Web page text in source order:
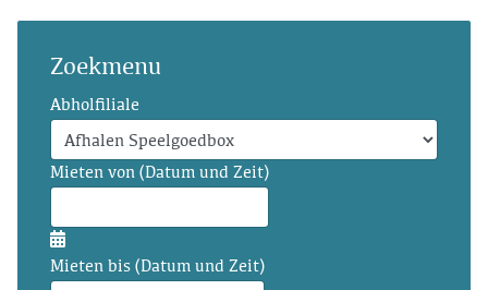
Zoekmenu
Abholfiliale
Mieten von (Datum und Zeit)
Mieten bis (Datum und Zeit)